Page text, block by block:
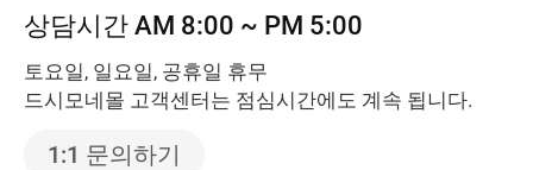
상담시간 AM 8:00 ~ PM 5:00
토요일, 일요일, 공휴일 휴무
드시모네몰 고객센터는 점심시간에도 계속 됩니다.
1:1 문의하기